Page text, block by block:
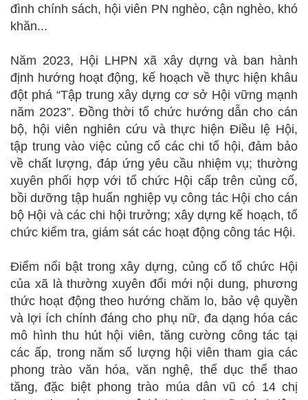
đình chính sách, hội viên PN nghèo, cận nghèo, khó
khăn...
Năm 2023, Hội LHPN xã xây dựng và ban hành
định hướng hoạt động, kế hoạch về thực hiện khâu
đột phá “Tập trung xây dựng cơ sở Hội vững mạnh
năm 2023”. Đồng thời tổ chức hướng dẫn cho cán
bộ, hội viên nghiên cứu và thực hiện Điều lệ Hội,
tập trung vào việc củng cố các chi tổ hội, đảm bảo
về chất lượng, đáp ứng yêu cầu nhiệm vụ; thường
xuyên phối hợp với tổ chức Hội cấp trên củng cố,
bồi dưỡng tập huấn nghiệp vụ công tác Hội cho cán
bộ Hội và các chi hội trưởng; xây dựng kế hoạch, tổ
chức kiểm tra, giám sát các hoạt động công tác Hội.
Điểm nổi bật trong xây dựng, củng cố tổ chức Hội
của xã là thường xuyên đổi mới nội dung, phương
thức hoạt động theo hướng chăm lo, bảo vệ quyền
và lợi ích chính đáng cho phụ nữ, đa dạng hóa các
mô hình thu hút hội viên, tăng cường công tác tại
các ấp, trong năm số lượng hội viên tham gia các
phong trào văn hóa, văn nghệ, thể dục thể thao
tăng, đặc biệt phong trào múa dân vũ có 14 chị